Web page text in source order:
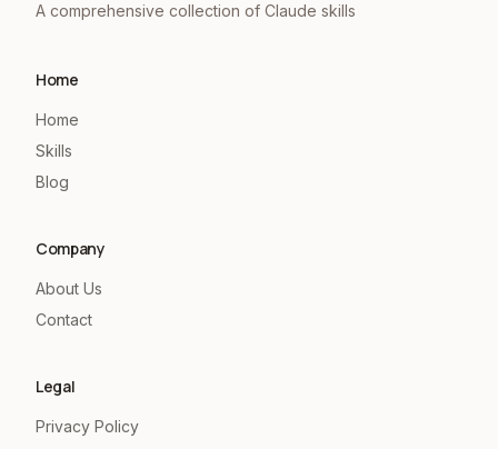
A comprehensive collection of Claude skills
Home
Home
Skills
Blog
Company
About Us
Contact
Legal
Privacy Policy